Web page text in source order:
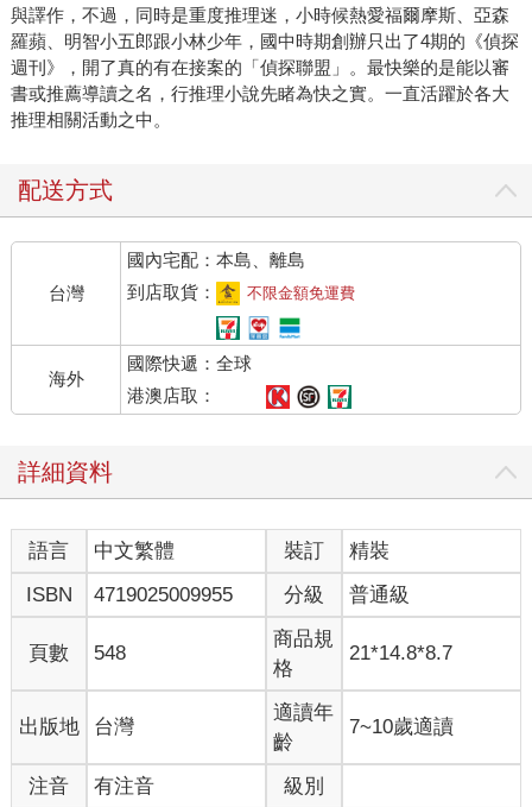
與譯作，不過，同時是重度推理迷，小時候熱愛福爾摩斯、亞森
羅蘋、明智小五郎跟小林少年，國中時期創辦只出了4期的《偵探
週刊》，開了真的有在接案的「偵探聯盟」。最快樂的是能以審
書或推薦導讀之名，行推理小說先睹為快之實。一直活躍於各大
推理相關活動之中。
配送方式
台灣
國內宅配：本島、離島
到店取貨：
不限金額免運費
海外
國際快遞：全球
港澳店取：
詳細資料
語言 中文繁體 裝訂
精裝
ISBN
4719025009955 分級 普通級
頁數 548
商品規
格
21*14.8*8.7
出版地 台灣
適讀年
齡
7~10歲適讀
注音 有注音 級別